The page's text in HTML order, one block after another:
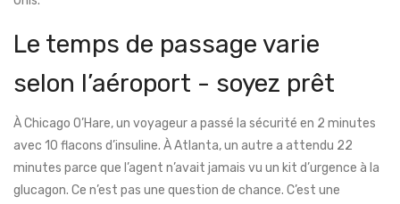
Le temps de passage varie
selon l’aéroport - soyez prêt
À Chicago O’Hare, un voyageur a passé la sécurité en 2 minutes
avec 10 flacons d’insuline. À Atlanta, un autre a attendu 22
minutes parce que l’agent n’avait jamais vu un kit d’urgence à la
glucagon. Ce n’est pas une question de chance. C’est une